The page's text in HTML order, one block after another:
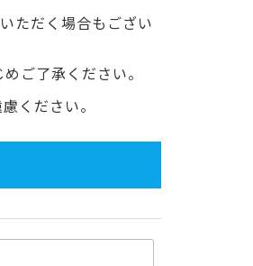
ただく場合もござい
ご了承ください。
ください。